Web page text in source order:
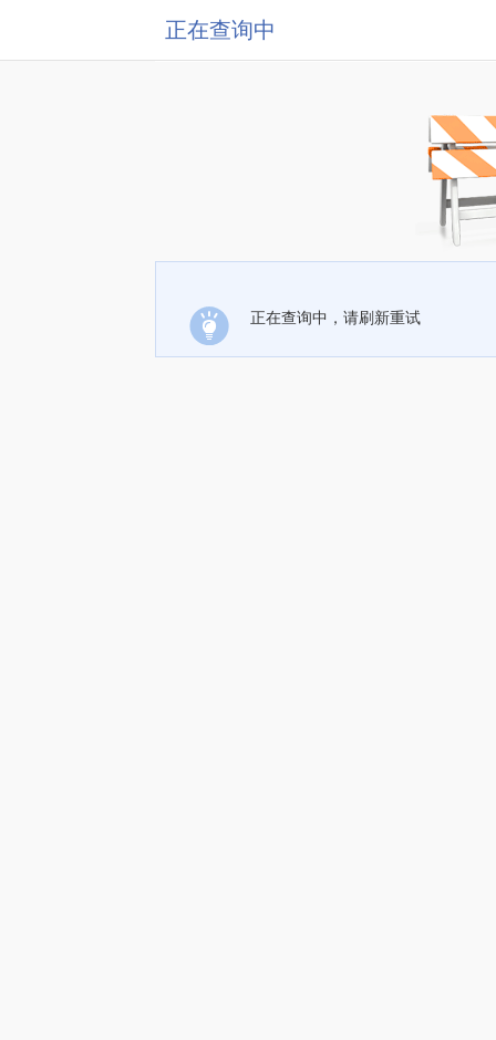
正在查询中
正在查询中，请刷新重试